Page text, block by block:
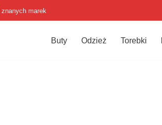
znanych marek
Buty Odzież Torebki